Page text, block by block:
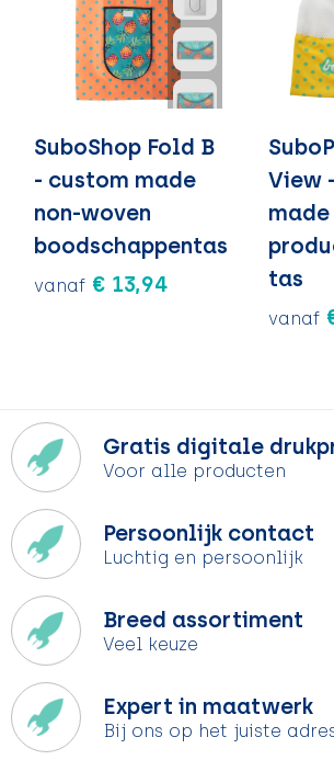
SuboShop Fold B
- custom made
non-woven
boodschappentas
vanaf € 13,94
View
made
tas
vanaf
Gratis digitale
Voor alle producten
Persoonlijk contact
Luchtig en persoonlijk
Breed assortiment
Veel keuze
Expert in maatwerk
Bij ons op het juiste